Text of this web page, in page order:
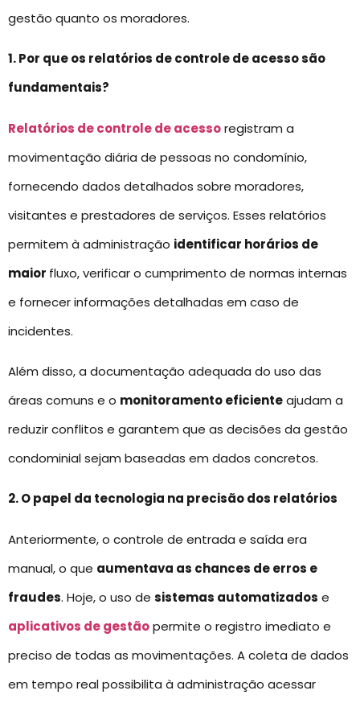
gestão quanto os moradores.
1. Por que os relatórios de controle de acesso são
fundamentais?
Relatórios de controle de acessoregistram a
movimentação diária de pessoas no condomínio,
fornecendo dados detalhados sobre moradores,
visitantes e prestadores de serviços. Esses relatórios
permitem à administração identificar horários de
maior fluxo, verificar o cumprimento de normas internas
e fornecer informações detalhadas em caso de
incidentes.
Além disso, a documentação adequada do uso das
áreas comuns e o monitoramento eficienteajudam a
reduzir conflitos e garantem que as decisões da gestão
condominial sejam baseadas em dados concretos.
2. O papel da tecnologia na precisão dos relatórios
Anteriormente, o controle de entrada e saída era
manual, o que aumentava as chances de erros e
fraudes. Hoje, o uso de sistemas automatizados e
aplicativos de gestãopermite o registro imediato e
preciso de todas as movimentações. A coleta de dados
em tempo real possibilita à administração acessar